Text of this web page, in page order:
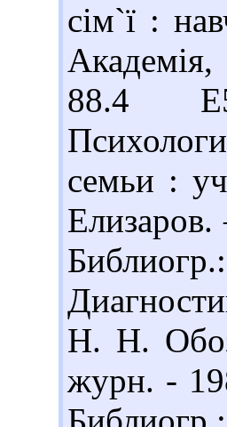
сім`ї :
88.4
семьи :
Н. Н.
журн. -